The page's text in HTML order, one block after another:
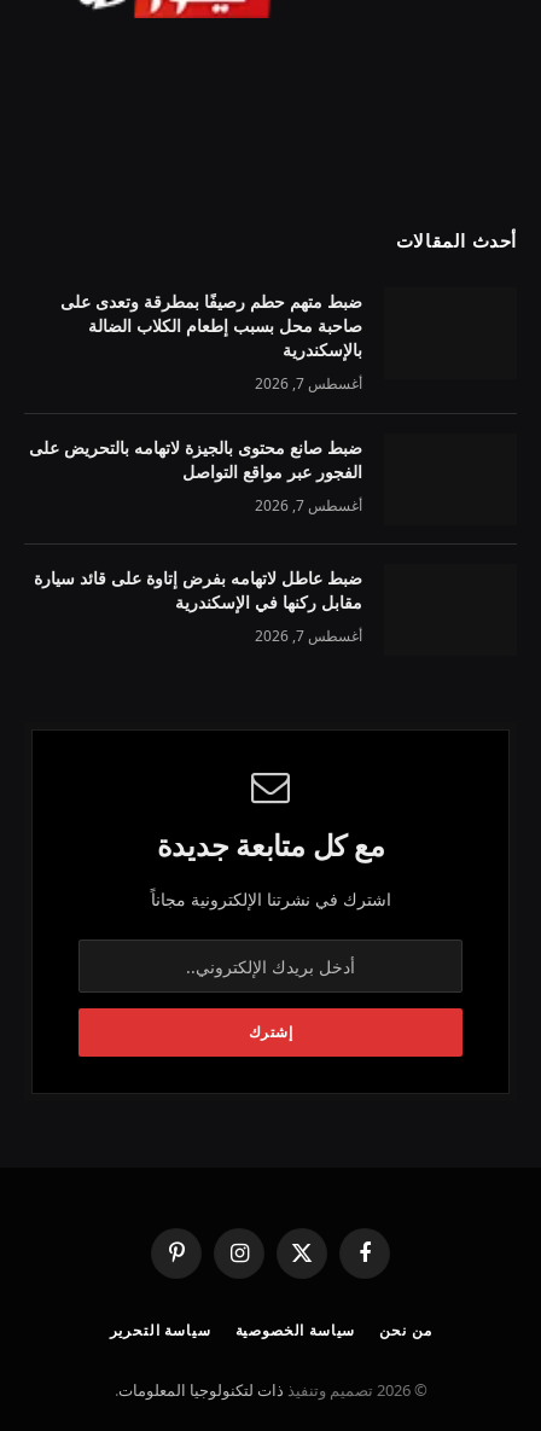
أحدث المقالات
ضبط متهم حطم رصيفًا بمطرقة وتعدى على
صاحبة محل بسبب إطعام الكلاب الضالة
بالإسكندرية
أغسطس 7, 2026
ضبط صانع محتوى بالجيزة لاتهامه بالتحريض على
الفجور عبر مواقع التواصل
أغسطس 7, 2026
ضبط عاطل لاتهامه بفرض إتاوة على قائد سيارة
مقابل ركنها في الإسكندرية
أغسطس 7, 2026
مع كل متابعة جديدة
اشترك في نشرتنا الإلكترونية مجاناً
فيسبوك
X
(Twitter)
الانستغرامبينتيريست
من نحن سياسة الخصوصية سياسة التحرير
© 2026 تصميم وتنفيذ ذات لتكنولوجيا المعلومات.